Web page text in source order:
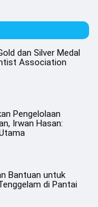
dan Silver Medal
Association
Pengelolaan
Irwan Hasan:
Bantuan untuk
di Pantai